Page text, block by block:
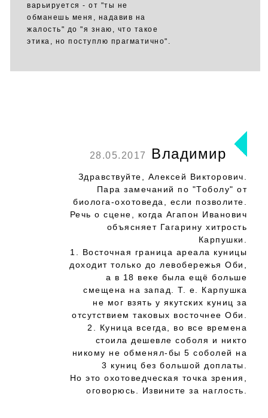
варьируется - от "ты не
обманешь меня, надавив на
жалость" до "я знаю, что такое
этика, но поступлю прагматично".
28.05.2017 Владимир
Здравствуйте, Алексей Викторович.
Пара замечаний по "Тоболу" от
биолога-охотоведа, если позволите.
Речь о сцене, когда Агапон Иванович
объясняет Гагарину хитрость
Карпушки.
1. Восточная граница ареала куницы
доходит только до левобережья Оби,
а в 18 веке была ещё больше
смещена на запад. Т. е. Карпушка
не мог взять у якутских куниц за
отсутствием таковых восточнее Оби.
2. Куница всегда, во все времена
стоила дешевле соболя и никто
никому не обменял-бы 5 соболей на
3 куниц без большой доплаты.
Но это охотоведческая точка зрения,
оговорюсь. Извините за наглость.